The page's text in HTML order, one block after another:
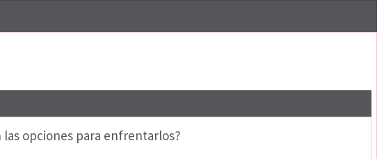
opciones para enfrentarlos?